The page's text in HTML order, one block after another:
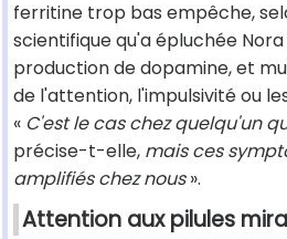
ferritine trop bas empêche,
scientifique qu'a épluchée Nora
production de dopamine, et
de l'attention, l'impulsivité ou
« C'est le cas chez quelqu'un
précise-t-elle, mais ces
amplifiés chez nous».
Attention aux pilules